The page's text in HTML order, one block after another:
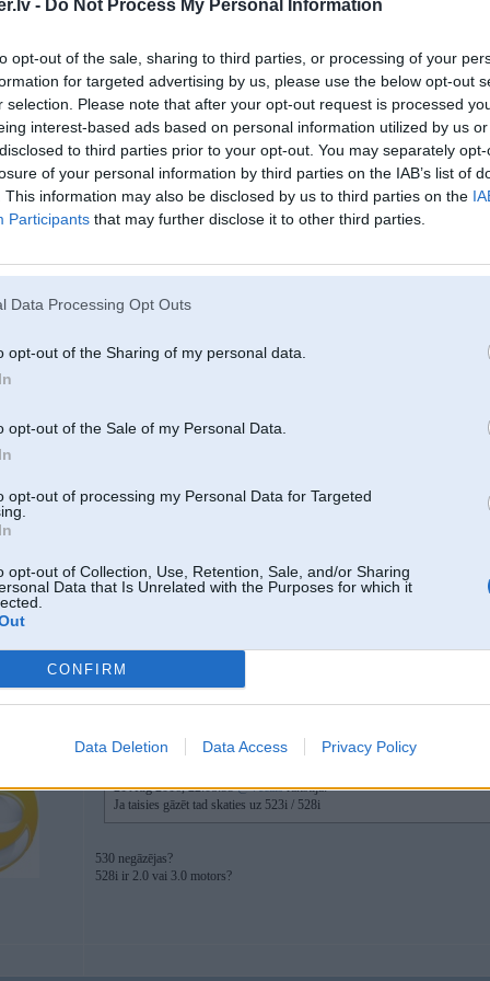
- Do Not Process My Personal Information
opt-out of the sale, sharing to third parties, or processing of your
for targeted advertising by us, please use the below opt-out
selection. Please note that after your opt-out request is processed
interest-based ads based on personal information utilized by us
to third parties prior to your opt-out. You may separately
of your personal information by third parties on the IAB’s list of
This information may also be disclosed by us to third parties on the
Participants that may further disclose it to other third parties.
Data Processing Opt Outs
opt-out of the Sharing of my personal data.
opt-out of the Sale of my Personal Data.
opt-out of processing my Personal Data for Targeted
opt-out of Collection, Use, Retention, Sale, and/or Sharing
Data that Is Unrelated with the Purposes for which it
CONFIRM
Data Deletion Data Access Privacy Policy
ratiem pa alko
20. Aug 2016, 22:47
pie d*rsas ko interneta pļūtīzeri domā par to visu. Katrs brauc ar ko grib un
nabaga motors tiek bojāts, tad sametiet ziedojumus īpašniekam, lai
/ Mk1 / Volga
/ Smart
https://www.instagram.com/vecais_/
21 Aug 2016, 22:08:55@Vecaisrakstīja:
Ja taisies gāzēt tad skaties uz 523i / 528i
530 negāzējas?
528i ir 2.0 vai 3.0 motors?